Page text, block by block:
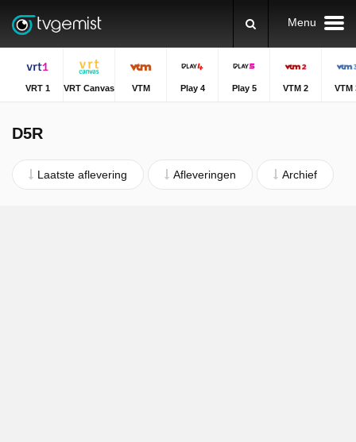
Menu
VRT 1 VRT Canvas VTM Play 4 Play 5 VTM 2 VTM
D5R
Laatste aflevering Afleveringen Archief